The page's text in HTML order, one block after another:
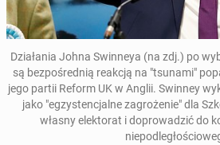
Dzi­ała­nia Johna Swin­neya (na zdj.) po
są bezpośred­nią reakcją na "tsunami"
jego partii Reform UK w Anglii. Swinney
jako "egzys­tenc­jalne za­groże­nie" dla
własny elek­torat i do­prowadz­ić do